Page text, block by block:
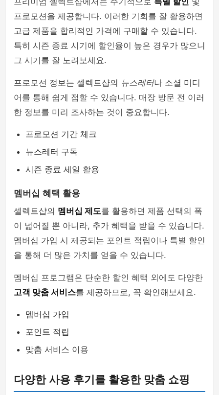
프로모션을 제공합니다. 이러한 기회를 잘 활용하면
고급 제품을 합리적인 가격에 구매할 수 있습니다.
특히 시즌 종료 시기에 할인율이 높은 경우가 많으니
그 시기를 잘 노려보세요.
프로모션 정보는 셀렉트샵의 뉴스레터나 소셜 미디
어를 통해 쉽게 접할 수 있습니다. 매장 방문 전 이러
한 정보를 미리 조사하는 것이 중요합니다.
프로모션 기간 체크
뉴스레터 구독
시즌 종료 세일 활용
멤버십 혜택 활용
셀렉트샵의 멤버십 제도를 활용하면 제품 선택의 폭
이 넓어질 뿐 아니라, 추가 혜택을 받을 수 있습니다.
멤버십 가입 시 제공되는 포인트 적립이나 특별 할인
을 통해 더 많은 가치를 얻을 수 있습니다.
멤버십 프로그램은 단순한 할인 혜택 외에도 다양한
고객 맞춤 서비스를 제공하므로, 꼭 확인해보세요.
멤버십 가입
포인트 적립
맞춤 서비스 이용
다양한 사용 후기를 활용한 맞춤 쇼핑